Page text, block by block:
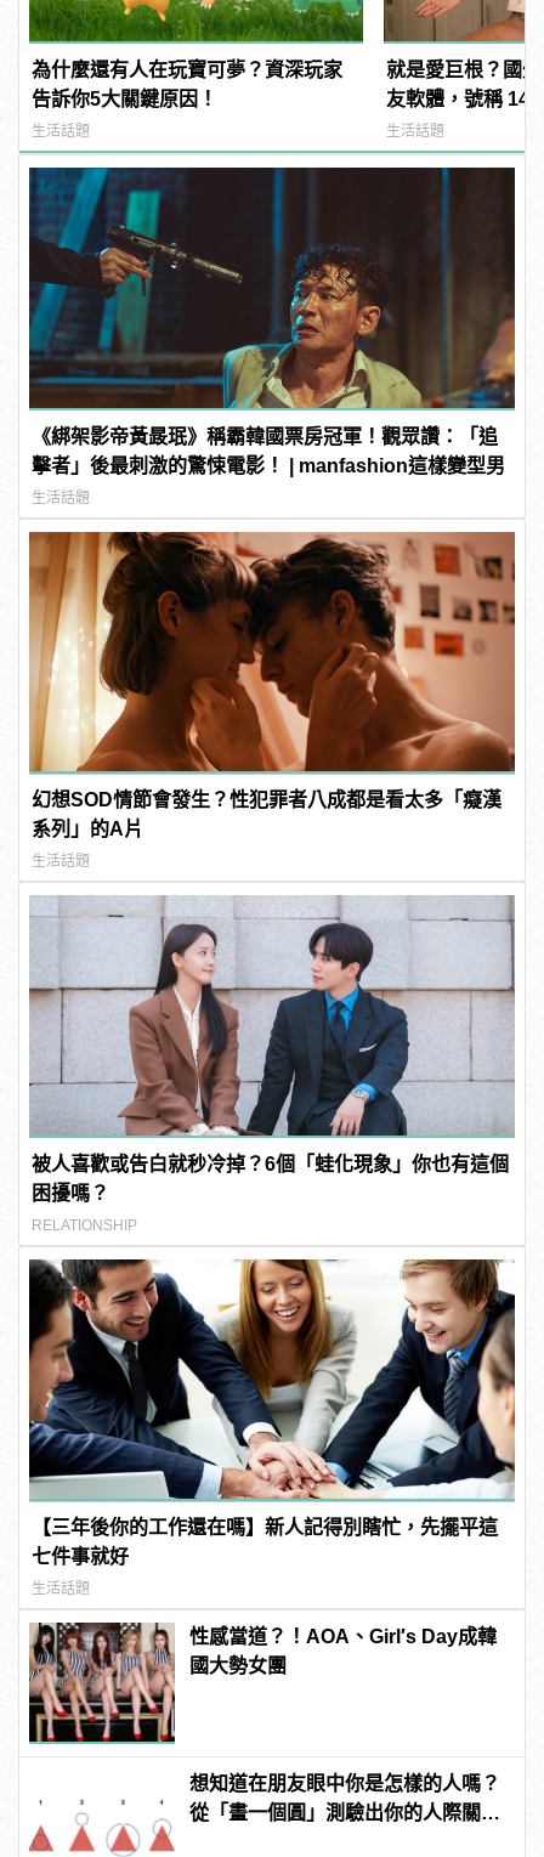
為什麼還有人在玩寶可夢？資深玩家
告訴你5大關鍵原因！
生活話題
就是愛巨根？國
友軟體，號稱
過？
生活話題
《綁架影帝黃晸珉》稱霸韓國票房冠軍！觀眾讚：「追
擊者」後最刺激的驚悚電影！ | manfashion這樣變型男
生活話題
幻想SOD情節會發生？性犯罪者八成都是看太多「癡漢
系列」的A片
生活話題
被人喜歡或告白就秒冷掉？6個「蛙化現象」你也有這個
困擾嗎？
RELATIONSHIP
【三年後你的工作還在嗎】新人記得別瞎忙，先擺平這
七件事就好
生活話題
性感當道？！AOA、Girl′s Day成韓
國大勢女團
想知道在朋友眼中你是怎樣的人嗎？
從「畫一個圓」測驗出你的人際關